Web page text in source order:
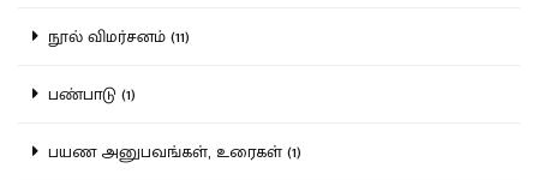
நூல் விமர்சனம் (11)
பண்பாடு (1)
பயண அனுபவங்கள், உரைகள் (1)